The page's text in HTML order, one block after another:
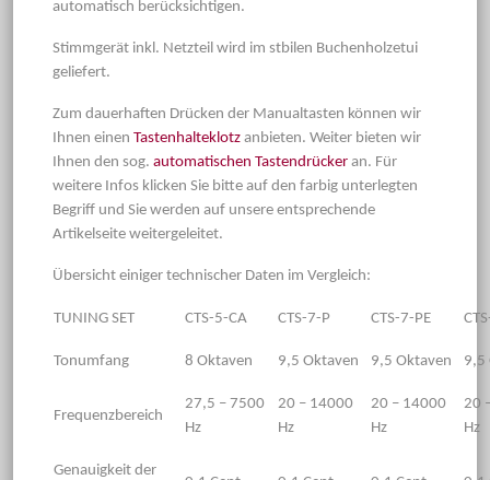
automatisch berücksichtigen.
Stimmgerät inkl. Netzteil wird im stbilen Buchenholzetui
geliefert.
Zum dauerhaften Drücken der Manualtasten können wir
Ihnen einen Tastenhalteklotz anbieten. Weiter bieten wir
Ihnen den sog. automatischen Tastendrücker an. Für
weitere Infos klicken Sie bitte auf den farbig unterlegten
Begriff und Sie werden auf unsere entsprechende
Artikelseite weitergeleitet.
Übersicht einiger technischer Daten im Vergleich:
TUNING SET CTS-5-CA CTS-7-P CTS-7-PE
Tonumfang 8 Oktaven 9,5 Oktaven 9,5 Oktaven 9,5
Frequenzbereich
27,5 – 7500
Hz
20 – 14000
Hz
20 – 14000
Hz
20
Hz
Genauigkeit der